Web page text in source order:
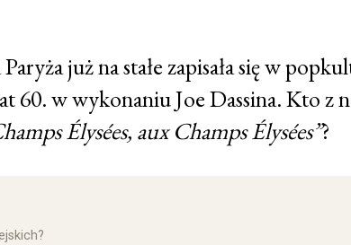
już na stałe zapisała się w
60. w wykonaniu Joe Dassina. Kto z
Élysées, aux Champs Élysées”?